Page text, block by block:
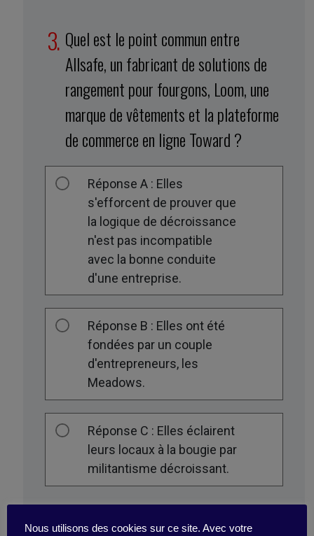
Quel est le point commun entre
Allsafe, un fabricant de solutions de
rangement pour fourgons, Loom, une
marque de vêtements et la plateforme
de commerce en ligne Toward ?
Réponse A : Elles
s'efforcent de prouver que
la logique de décroissance
n'est pas incompatible
avec la bonne conduite
d'une entreprise.
Réponse B : Elles ont été
fondées par un couple
d'entrepreneurs, les
Meadows.
Réponse C : Elles éclairent
leurs locaux à la bougie par
militantisme décroissant.
Nous utilisons des cookies sur ce site. Avec votre